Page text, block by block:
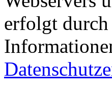
erfolgt durch